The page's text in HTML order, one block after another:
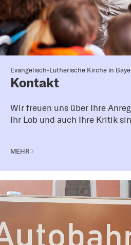
Evangelisch-Lutherische Kirche in
Kontakt
Wir freuen uns über Ihre
Ihr Lob und auch Ihre Kritik
MEHR